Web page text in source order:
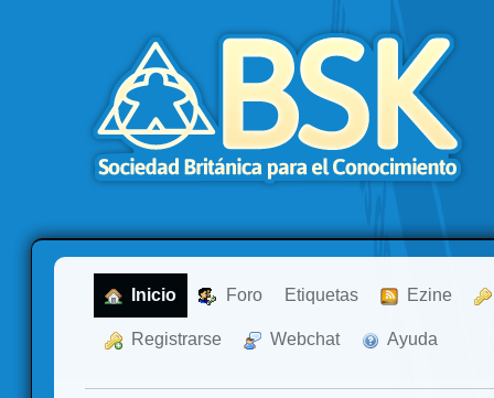
Inicio Foro Etiquetas Ezine
Registrarse Webchat Ayuda